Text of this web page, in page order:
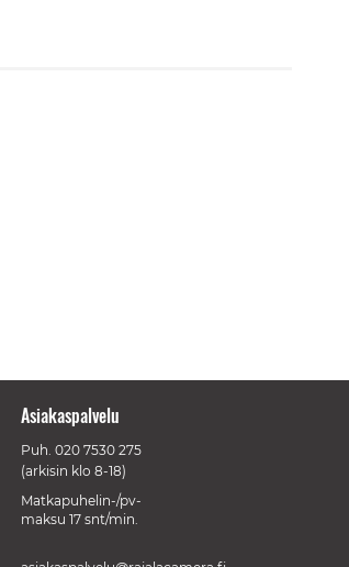
Asiakaspalvelu
Puh. 020 7530 275
(arkisin klo 8-18)
Matkapuhelin-/pv-
maksu 17 snt/min.